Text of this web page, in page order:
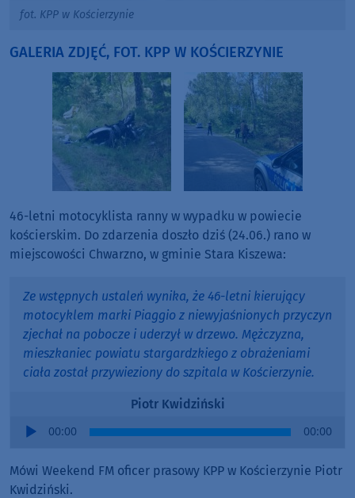
fot. KPP w Kościerzynie
GALERIA ZDJĘĆ, FOT. KPP W KOŚCIERZYNIE
46-letni motocyklista ranny w wypadku w powiecie
kościerskim. Do zdarzenia doszło dziś (24.06.) rano w
miejscowości Chwarzno, w gminie Stara Kiszewa:
Ze wstępnych ustaleń wynika, że 46-letni kierujący
motocyklem marki Piaggio z niewyjaśnionych przyczyn
zjechał na pobocze i uderzył w drzewo. Mężczyzna,
mieszkaniec powiatu stargardzkiego z obrażeniami
ciała został przywieziony do szpitala w Kościerzynie.
Piotr Kwidziński
Audio
00:00 00:00
Mówi Weekend FM oficer prasowy KPP w Kościerzynie Piotr
Kwidziński.